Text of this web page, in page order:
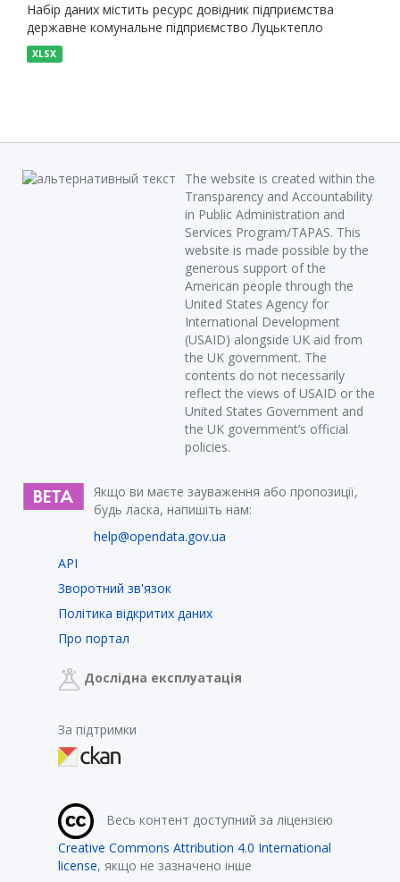
Набір даних містить ресурс довідник підприємства
державне комунальне підприємство Луцьктепло
XLSX
The website is created within the
Transparency and Accountability
in Public Administration and
Services Program/TAPAS. This
website is made possible by the
generous support of the
American people through the
United States Agency for
International Development
(USAID) alongside UK aid from
the UK government. The
contents do not necessarily
reflect the views of USAID or the
United States Government and
the UK government’s official
policies.
Якщо ви маєте зауваження або пропозиції,
будь ласка, напишіть нам:
help@opendata.gov.ua
API
Зворотний зв'язок
Політика відкритих даних
Про портал
Дослідна експлуатація
За підтримки
Весь контент доступний за ліцензією
Creative Commons Attribution 4.0 International
license, якщо не зазначено інше